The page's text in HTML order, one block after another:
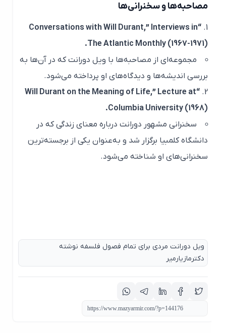
مصاحبه‌ها و سخنرانی‌ها
The Atlantic Monthly(1967-1971).
مجموعه‌ای از مصاحبه‌ها با ویل دورانت که در آن‌ها به
بررسی اندیشه‌ها و دیدگاه‌های او پرداخته می‌شود.
“Will Durant on the Meaning of Life,” Lecture at
Columbia University (1968).
سخنرانی مشهور دورانت درباره معنای زندگی که در
دانشگاه کلمبیا برگزار شد و به‌عنوان یکی از برجسته‌ترین
سخنرانی‌های او شناخته می‌شود.
ویل دورانت مردی برای تمام فصول فلسفه نوشته
دکترمازیارمیر